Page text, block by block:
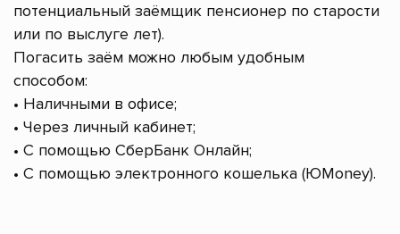
потенциальный заёмщик пенсионер по старости
или по выслуге лет).
Погасить заём можно любым удобным
способом:
• Наличными в офисе;
• Через личный кабинет;
• С помощью СберБанк Онлайн;
• С помощью электронного кошелька (ЮMoney).